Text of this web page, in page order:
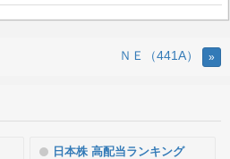
ＮＥ（441A） »
日本株 高配当ランキング